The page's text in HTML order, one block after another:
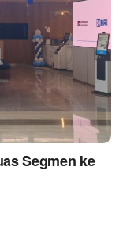
Segmen ke